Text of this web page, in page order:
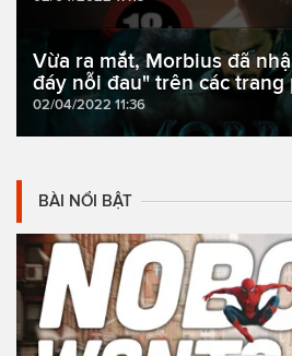
Vừa ra mắt, Morbius đã
đáy nỗi đau" trên các trang
02/04/2022 11:36
BÀI NỔI BẬT